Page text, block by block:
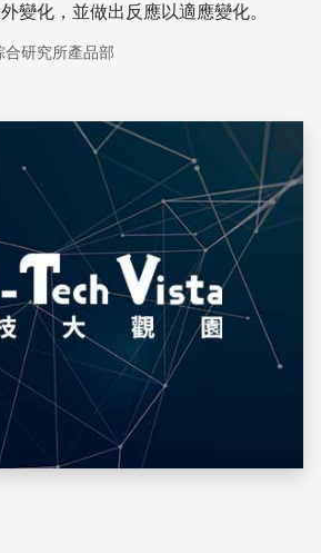
變化，並做出反應以適應變化。
合研究所產品部
儲存